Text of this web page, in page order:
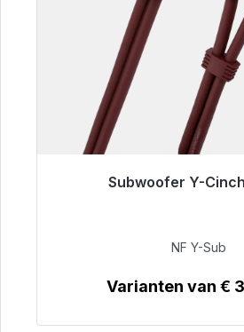
Subwoofer Y-
Klaar voor onmiddellijke
€ 50,99
NF Y-Sub
Varianten van €